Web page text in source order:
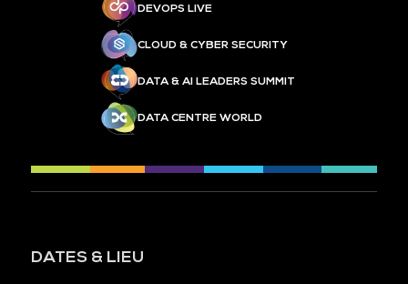
DEVOPS LIVE
CLOUD & CYBER SECURITY
DATA & AI LEADERS SUMMIT
DATA CENTRE WORLD
DATES & LIEU